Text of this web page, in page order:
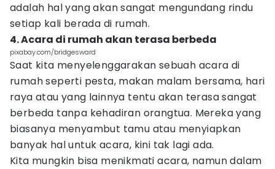
adalah hal yang akan sangat mengundang rindu
setiap kali berada di rumah.
4. Acara di rumah akan terasa berbeda
pixabay.com/bridgesward
Saat kita menyelenggarakan sebuah acara di
rumah seperti pesta, makan malam bersama, hari
raya atau yang lainnya tentu akan terasa sangat
berbeda tanpa kehadiran orangtua. Mereka yang
biasanya menyambut tamu atau menyiapkan
banyak hal untuk acara, kini tak lagi ada.
Kita mungkin bisa menikmati acara, namun dalam